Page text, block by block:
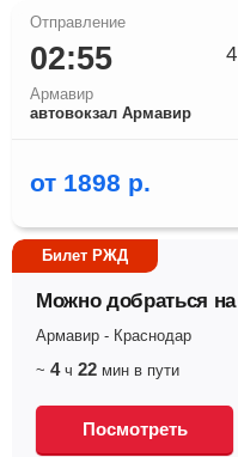
02:55
Армавир
автовокзал Армавир
4
от 1898 р.
Билет РЖД
Можно добраться на
Армавир - Краснодар
~ 4 ч 22 мин в пути
Посмотреть